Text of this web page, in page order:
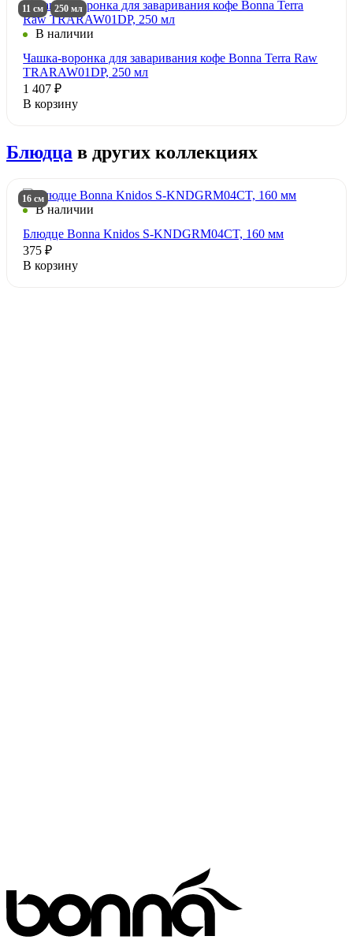
11 см 250 мл
В наличии
Чашка-воронка для заваривания кофе Bonna Terra Raw
TRARAW01DP, 250 мл
1 407 ₽
В корзину
Блюдца в других коллекциях
16 см
В наличии
Блюдце Bonna Knidos S-KNDGRM04CT, 160 мм
375 ₽
В корзину